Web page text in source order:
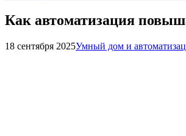
Как автоматизация
18 сентября 2025Умный дом и